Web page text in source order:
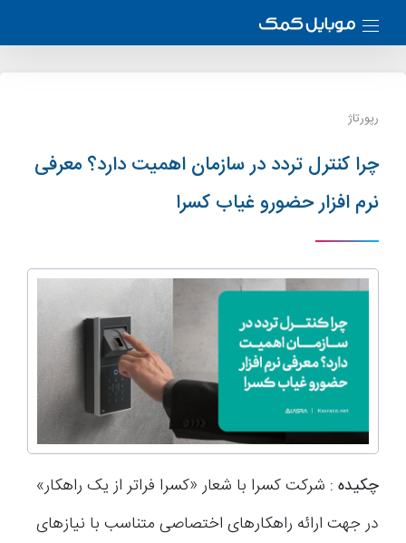
رپورتاژ
چرا کنترل تردد در سازمان اهمیت دارد؟ معرفی
نرم افزار حضورو غیاب کسرا
چکیده : شرکت کسرا با شعار «کسرا فراتر از یک راهکار»
در جهت ارائه راهکارهای اختصاصی متناسب با نیازهای